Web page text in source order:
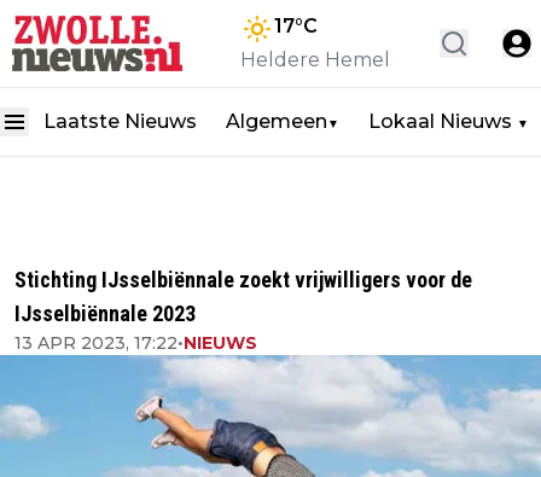
17°C
Heldere Hemel
Laatste Nieuws Algemeen ▼ Lokaal Nieuws ▼
Stichting IJsselbiënnale zoekt vrijwilligers voor de
IJsselbiënnale 2023
13 APR 2023, 17:22•NIEUWS